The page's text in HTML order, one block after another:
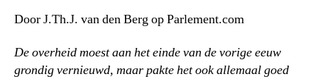
Door J.Th.J. van den Berg op Parlement.com
De overheid moest aan het einde van de vorige eeuw
grondig vernieuwd, maar pakte het ook allemaal goed